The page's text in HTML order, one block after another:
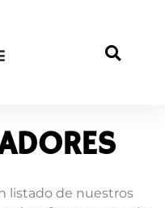
listado de nuestros